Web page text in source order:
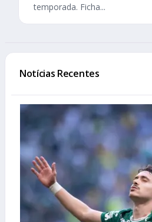
temporada. Ficha...
Notícias Recentes